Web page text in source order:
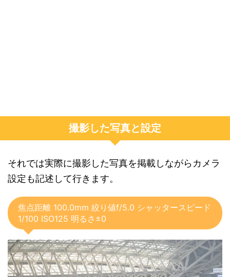
撮影した写真と設定
それでは実際に撮影した写真を掲載しながらカメラ
設定も記述して行きます。
焦点距離 100.0mm 絞り値f/5.0 シャッタースピード
1/100 ISO125 明るさ±0